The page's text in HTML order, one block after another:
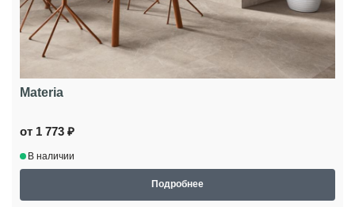
Materia
от 1 773 ₽
В наличии
Подробнее